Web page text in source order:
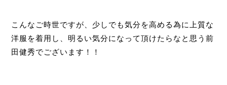
こんなご時世ですが、少しでも気分を高める為に上質な
洋服を着用し、明るい気分になって頂けたらなと思う前
田健秀でございます！！